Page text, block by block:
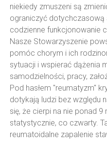
niekiedy zmuszeni są
ograniczyć dotychczasową
codzienne funkcjonowanie
Nasze Stowarzyszenie
pomóc chorym i ich
sytuacji i wspierać dążenia
samodzielności, pracy,
Pod hasłem "reumatyzm"
dotykają ludzi bez względu
się, że cierpi na nie ponad
statystycznie, co czwarty.
reumatoidalne zapalenie